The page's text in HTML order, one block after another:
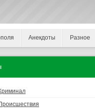
Анекдоты Разное